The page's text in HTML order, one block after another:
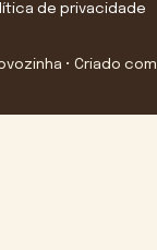
de privacidade
• Criado com